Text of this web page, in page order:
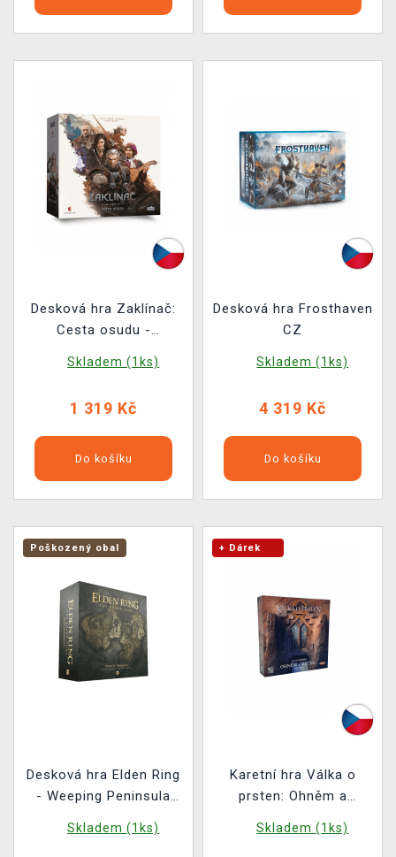
Desková hra Zaklínač:
Cesta osudu -
Skladem (1ks)
1 319 Kč
Do košíku
Desková hra Frosthaven
CZ
Skladem (1ks)
4 319 Kč
Do košíku
Poškozený obal
Desková hra Elden Ring
- Weeping Peninsula
Skladem (1ks)
+ Dárek
Karetní hra Válka o
prsten: Ohněm a
Skladem (1ks)